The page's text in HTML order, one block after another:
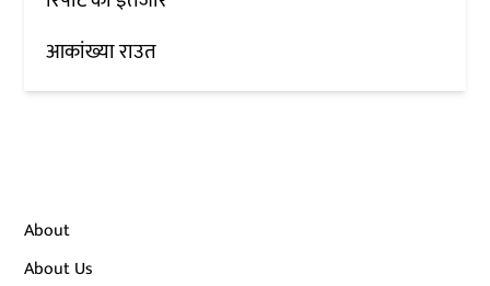
आकांख्या राउत
About
About Us